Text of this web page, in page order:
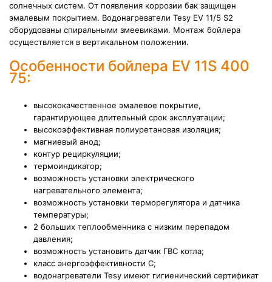
солнечных систем. От появления коррозии бак защищен
эмалевым покрытием. Водонагреватели Tesy EV 11/5 S2
оборудованы спиральными змеевиками. Монтаж бойлера
осуществляется в вертикальном положении.
Особенности бойлера EV 11S 400
75:
высококачественное эмалевое покрытие,
гарантирующее длительный срок эксплуатации;
высокоэффективная полиуретановая изоляция;
магниевый анод;
контур рециркуляции;
термоиндикатор;
возможность установки электрического
нагревательного элемента;
возможность установки терморегулятора и датчика
температуры;
2 больших теплообменника с низким перепадом
давления;
возможность установить датчик ГВС котла;
класс энергоэффективности C;
водонагреватели Tesy имеют гигиенический сертификат